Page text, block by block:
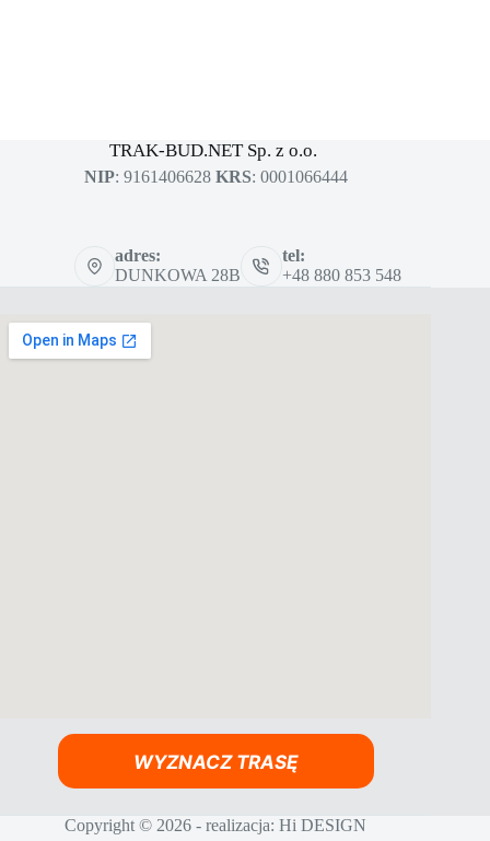
TRAK-BUD.NET Sp. z o.o.
NIP: 9161406628 KRS: 0001066444
adres:
DUNKOWA 28B
tel:
+48 880 853 548
WYZNACZ TRASĘ
Copyright © 2026 - realizacja:Hi DESIGN